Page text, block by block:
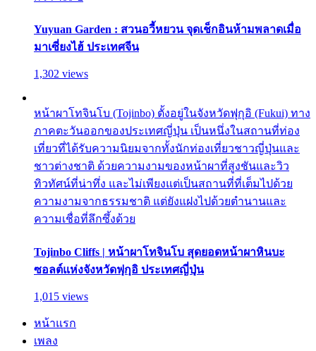
Yuyuan Garden : สวนอวี้หยวน จุดเช็กอินห้ามพลาดเมื่อ
มาเซี่ยงไฮ้ ประเทศจีน
1,302 views
หน้าผาโทจินโบ (Tojinbo) ตั้งอยู่ในจังหวัดฟุกุอิ (Fukui) ทาง
ภาคตะวันออกของประเทศญี่ปุ่น เป็นหนึ่งในสถานที่ท่อง
เที่ยวที่ได้รับความนิยมจากทั้งนักท่องเที่ยวชาวญี่ปุ่นและ
ชาวต่างชาติ ด้วยความงามของหน้าผาที่สูงชันและวิว
ทิวทัศน์ที่น่าทึ่ง และไม่เพียงแต่เป็นสถานที่ที่เต็มไปด้วย
ความงามจากธรรมชาติ แต่ยังแฝงไปด้วยตำนานและ
ความเชื่อที่ลึกซึ้งด้วย
Tojinbo Cliffs | หน้าผาโทจินโบ สุดยอดหน้าผาหินบะ
ซอลต์แห่งจังหวัดฟุกุอิ ประเทศญี่ปุ่น
1,015 views
หน้าแรก
เพลง